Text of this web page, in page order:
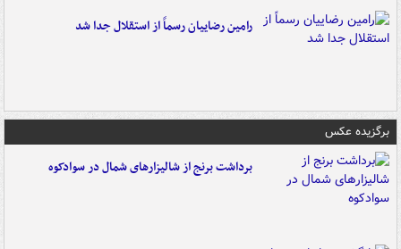
رامین رضاییان رسماً از استقلال جدا شد
برگزیده عکس
برداشت برنج از شالیزارهای شمال در سوادکوه